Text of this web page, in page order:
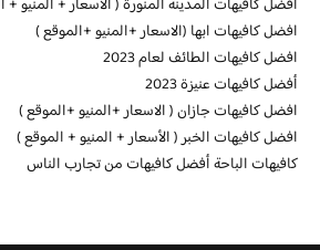
افضل كافيهات المدينة المنورة ( الأسعار + المنيو +
افضل كافيهات ابها (الاسعار +المنيو +الموقع )
افضل كافيهات الطائف لعام 2023
أفضل كافيهات عنيزة 2023
افضل كافيهات جازان ( الاسعار +المنيو +الموقع )
افضل كافيهات الخبر ( الأسعار + المنيو + الموقع )
كافيهات الباحة أفضل كافيهات من تجارب الناس